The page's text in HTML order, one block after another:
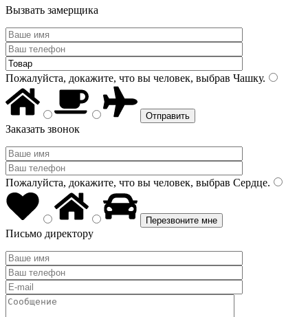
Вызвать замерщика
Пожалуйста, докажите, что вы человек, выбрав Чашку.
Заказать звонок
Пожалуйста, докажите, что вы человек, выбрав Сердце.
Письмо директору